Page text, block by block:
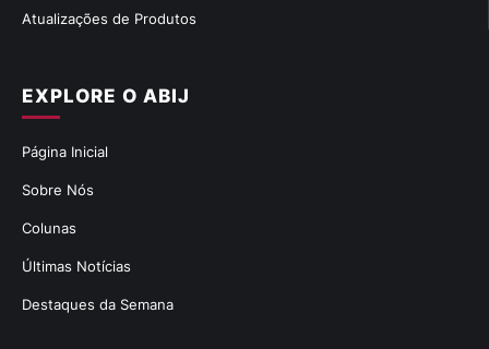
EXPLORE O ABIJ
Página Inicial
Sobre Nós
Colunas
Últimas Notícias
Destaques da Semana
Atualizações de Produtos